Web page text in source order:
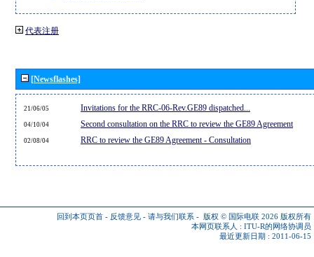
代表注册
[Newsflashes]
21/06/05 Invitations for the RRC-06-Rev.GE89 dispatched...
04/10/04 Second consultation on the RRC to review the GE89 Agreement
02/08/04 RRC to review the GE89 Agreement - Consultation
回到本页页首 - 反馈意见 - 请与我们联系 - 版权 © 国际电联 2026 版权所有
本网页联系人 : ITU-R的网络协调员
最近更新日期 : 2011-06-15